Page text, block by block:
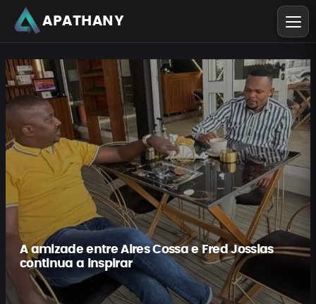
APATHANY
A amizade entre Aires Cossa e Fred Jossias
continua a inspirar